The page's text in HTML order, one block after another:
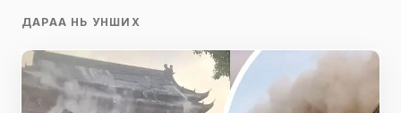
ДАРАА НЬ УНШИХ